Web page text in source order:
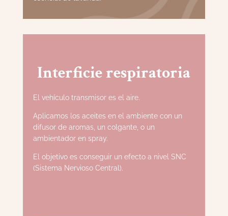
Interficie respiratoria
El vehículo transmisor es el aire.
Aplicamos los aceites en el ambiente con un
difusor de aromas, un colgante, o un
ambientador en spray.
El objetivo es conseguir un efecto a nivel SNC
(Sistema Nervioso Central).